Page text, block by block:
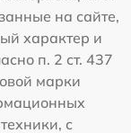
на сайте,
характер и
п. 2 ст. 437
марки
с